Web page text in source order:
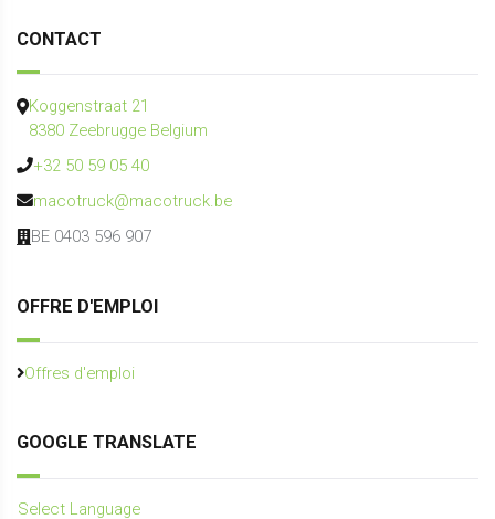
CONTACT
Koggenstraat 21
8380 Zeebrugge Belgium
+32 50 59 05 40
macotruck@macotruck.be
BE 0403 596 907
OFFRE D'EMPLOI
Offres d'emploi
GOOGLE TRANSLATE
Select Language